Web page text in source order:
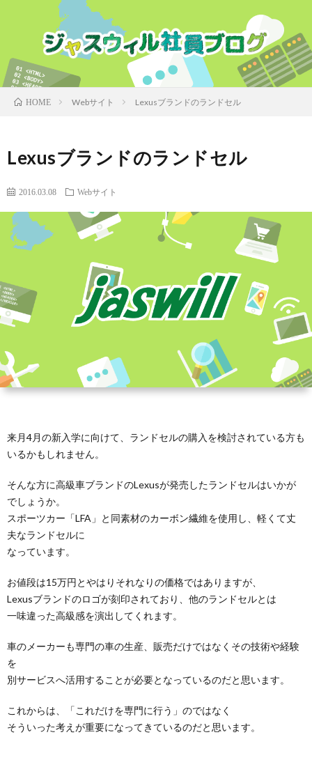
HOME Webサイト Lexusブランドのランドセル
Lexusブランドのランドセル
2016.03.08 Webサイト
来月4月の新入学に向けて、ランドセルの購入を検討されている方も
いるかもしれません。
そんな方に高級車ブランドのLexusが発売したランドセルはいかが
でしょうか。
スポーツカー「LFA」と同素材のカーボン繊維を使用し、軽くて丈
夫なランドセルに
なっています。
お値段は15万円とやはりそれなりの価格ではありますが、
Lexusブランドのロゴが刻印されており、他のランドセルとは
一味違った高級感を演出してくれます。
車のメーカーも専門の車の生産、販売だけではなくその技術や経験
を
別サービスへ活用することが必要となっているのだと思います。
これからは、「これだけを専門に行う」のではなく
そういった考えが重要になってきているのだと思います。